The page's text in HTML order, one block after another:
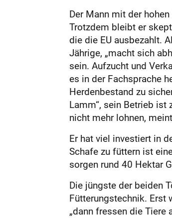
Der Mann mit der
Trotzdem bleibt er
die die EU ausbezahlt.
Jährige, „macht sich
sein. Aufzucht und
es in der Fachsprache
Herdenbestand zu
Lamm“, sein Betrieb
nicht mehr lohnen,
Er hat viel investiert in
Schafe zu füttern ist
sorgen rund 40 Hektar
Die jüngste der beiden
Fütterungstechnik. Erst
„dann fressen die Tiere